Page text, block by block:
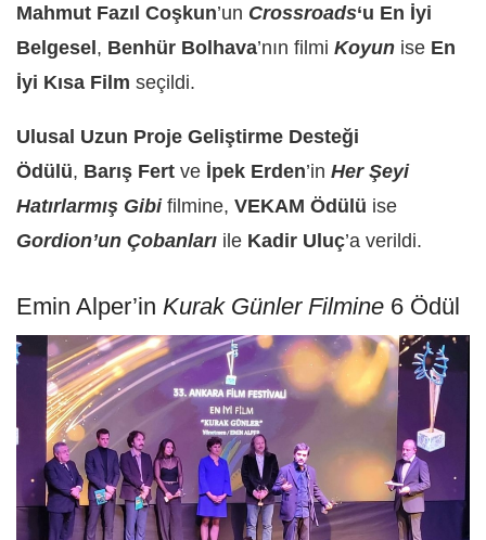
Mahmut Fazıl Coşkun’un Crossroads‘u En İyi
Belgesel, Benhür Bolhava’nın filmi Koyun ise En
İyi Kısa Film seçildi.
Ulusal Uzun Proje Geliştirme Desteği
Ödülü, Barış Fert ve İpek Erden’in Her Şeyi
Hatırlarmış Gibi filmine, VEKAM Ödülü ise
Gordion’un Çobanları ile Kadir Uluç’a verildi.
Emin Alper’in Kurak Günler Filmine 6 Ödül